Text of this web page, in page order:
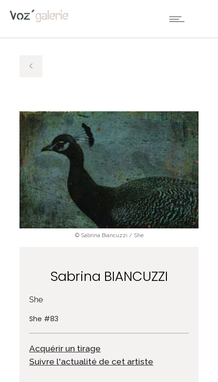
© Sabrina Biancuzzi / She
Sabrina BIANCUZZI
She
She #83
Acquérir un tirage
Suivre l'actualité de cet artiste